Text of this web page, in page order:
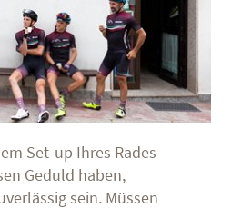
Set-up Ihres Rades
Geduld haben,
sein. Müssen